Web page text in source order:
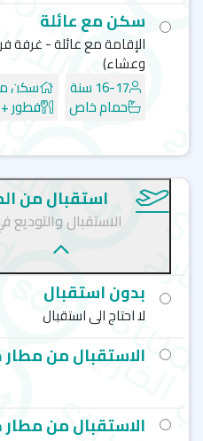
سكن مع عائلة
الإقامة مع عائلة - غرفة
وعشاء)
16-17 سنة
سكن
حمام خاص فطور
استقبال من
الاستقبال والتوديع
بدون استقبال
لا احتاج الى استقبال
الاستقبال من مطار
الاستقبال من